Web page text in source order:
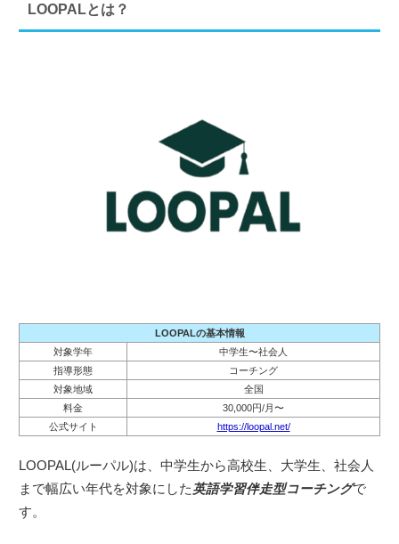
LOOPALとは？
LOOPALの基本情報
対象学年
中学生〜社会人
指導形態
コーチング
対象地域
全国
料金
30,000円/月〜
公式サイト
https://loopal.net/
LOOPAL(ルーパル)は、中学生から高校生、大学生、社会人
まで幅広い年代を対象にした英語学習伴走型コーチングで
す。